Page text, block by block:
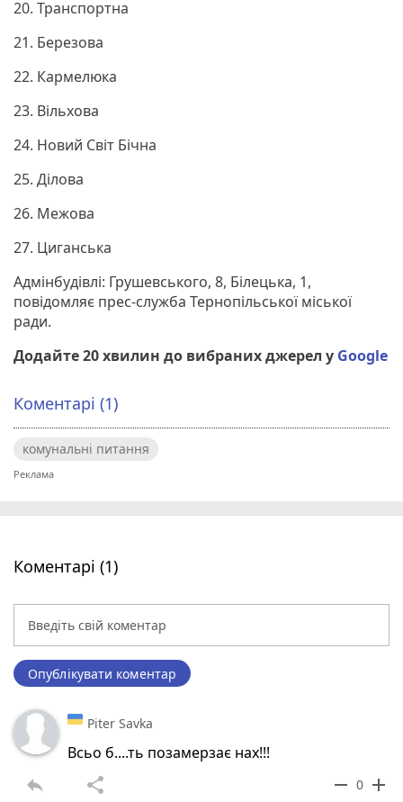
20. Транспортна
21. Березова
22. Кармелюка
23. Вільхова
24. Новий Світ Бічна
25. Ділова
26. Межова
27. Циганська
Адмінбудівлі: Грушевського, 8, Білецька, 1,
повідомляє прес-служба Тернопільської міської
ради.
Додайте 20 хвилин до вибраних джерел у Google
Коментарі (1)
комунальні питання
Коментарі (1)
Опублікувати коментар
Piter Savka
Всьо б....ть позамерзає нах!!!
reply share remove 0 add